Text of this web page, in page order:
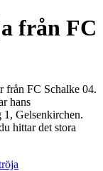
från FC
från FC Schalke 04.
hans
Gelsenkirchen.
hittar det stora